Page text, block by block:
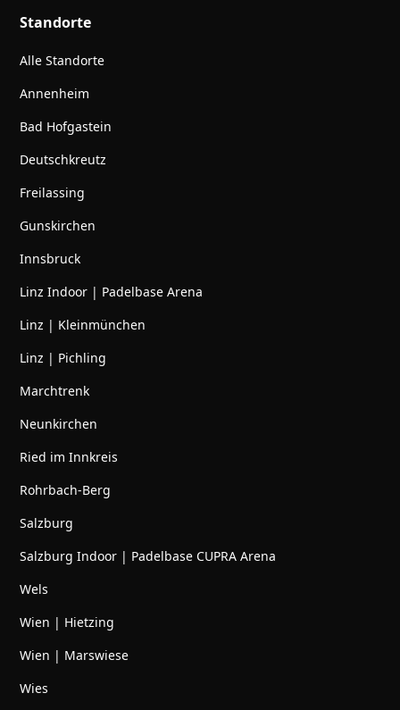
Standorte
Alle Standorte
Annenheim
Bad Hofgastein
Deutschkreutz
Freilassing
Gunskirchen
Innsbruck
Linz Indoor | Padelbase Arena
Linz | Kleinmünchen
Linz | Pichling
Marchtrenk
Neunkirchen
Ried im Innkreis
Rohrbach-Berg
Salzburg
Salzburg Indoor | Padelbase CUPRA Arena
Wels
Wien | Hietzing
Wien | Marswiese
Wies